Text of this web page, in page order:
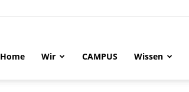
Home Wir CAMPUS Wissen